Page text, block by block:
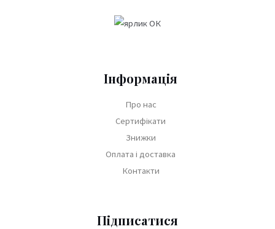
Інформація
Про нас
Сертифікати
Знижки
Оплата і доставка
Контакти
Підписатися